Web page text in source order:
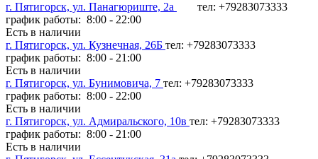
г. Пятигорск, ул. Панагюриште, 2а
тел: +79283073333
график работы: 8:00 - 22:00
Есть в наличии
г. Пятигорск, ул. Кузнечная, 26Б тел: +79283073333
график работы: 8:00 - 21:00
Есть в наличии
г. Пятигорск, ул. Бунимовича, 7 тел: +79283073333
график работы: 8:00 - 22:00
Есть в наличии
г. Пятигорск, ул. Адмиральского, 10в тел: +79283073333
график работы: 8:00 - 21:00
Есть в наличии